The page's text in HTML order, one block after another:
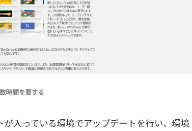
時間を要する
入っている環境でアップデートを行い、環境